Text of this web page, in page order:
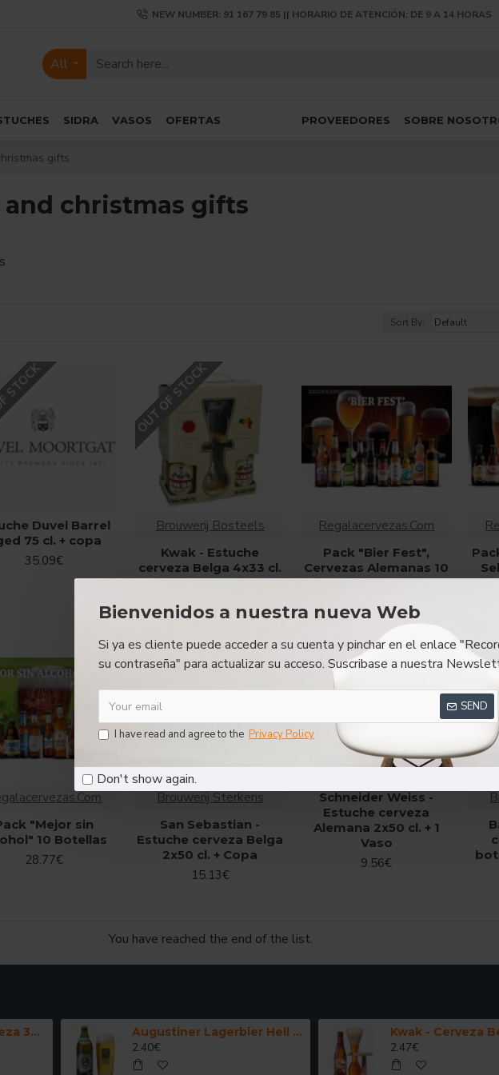
Bienvenidos a nuestra nueva Web
Si ya es cliente puede acceder a su cuenta y pinchar en el enlace
su contraseña" para actualizar su acceso. Suscribase a nuestra
SEND
I have read and agree to the Privacy Policy
Don't show again.
NEW NUMBER: 91 167 79 85 || HORARIO DE ATENCIÓN: DE 9 A 14 HORAS
All
SIDRA VASOS OFERTAS PROVEEDORES SOBRE
gifts
and christmas gifts
Sort By:
Duvel Barrel
75 cl. + copa
35.09€
OUT OF STOCK
Brouwerij Bosteels
Kwak - Estuche
cerveza Belga 4x33 cl.
+ 1 Vaso Kwak
30.01€
Regalacervezas.Com
Pack "Bier Fest",
Cervezas Alemanas 10
botellas
25.98€
"Mejor sin
10 Botellas
28.77€
OUT OF STOCK
Brouwerij Sterkens
San Sebastian -
Estuche cerveza Belga
2x50 cl. + Copa
15.13€
Schneider Weiss -
Estuche cerveza
Alemana 2x50 cl. + 1
Vaso
9.56€
You have reached the end of the list.
Guinnes - Barril cerveza 30 Litros Augustiner Lagerbier Hell - Cerveza Alemana Munich Helles Lager 50 cl.
2.40€ 2.47€